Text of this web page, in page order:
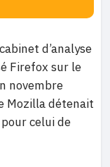
d’analyse
Firefox sur le
novembre
Mozilla détenait
celui de